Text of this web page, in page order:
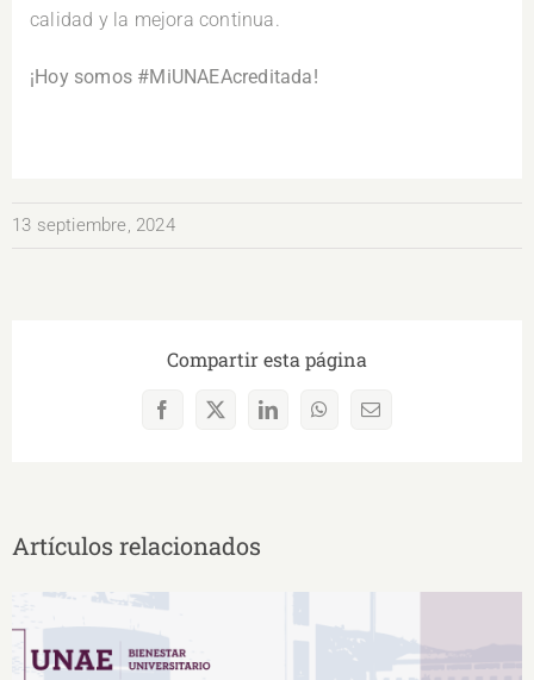
calidad y la mejora continua.
¡Hoy somos #MiUNAEAcreditada!
13 septiembre, 2024
Compartir esta página
Facebook
X LinkedInWhatsAppCorreo
Artículos relacionados